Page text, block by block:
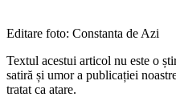
Editare foto: Constanta de Azi
Textul acestui articol nu este o
satiră și umor a publicației
tratat ca atare.